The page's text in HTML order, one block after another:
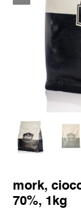
mork,
70%, 1kg